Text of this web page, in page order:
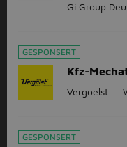
Gi Group
GESPONSERT
Kfz-
Vergoelst
GESPONSERT